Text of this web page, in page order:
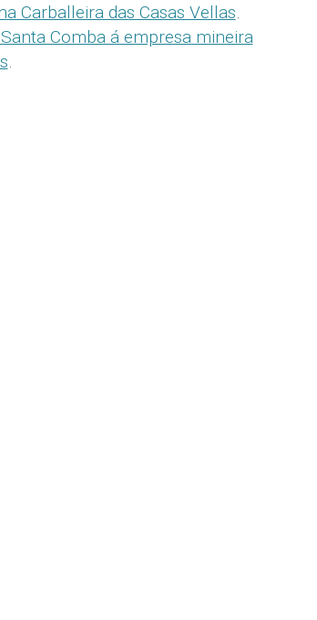
Carballeira das Casas Vellas.
Comba á empresa mineira
.